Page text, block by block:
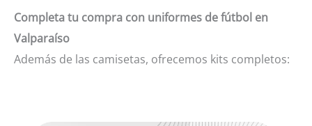
Completa tu compra con uniformes de fútbol en
Valparaíso
Además de las camisetas, ofrecemos kits completos: